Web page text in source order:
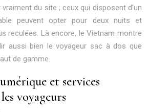
du site ; ceux qui disposent d’un
peuvent opter pour deux nuits et
reculées. Là encore, le Vietnam montre
aussi bien le voyageur sac à dos que
de gamme.
et services
voyageurs